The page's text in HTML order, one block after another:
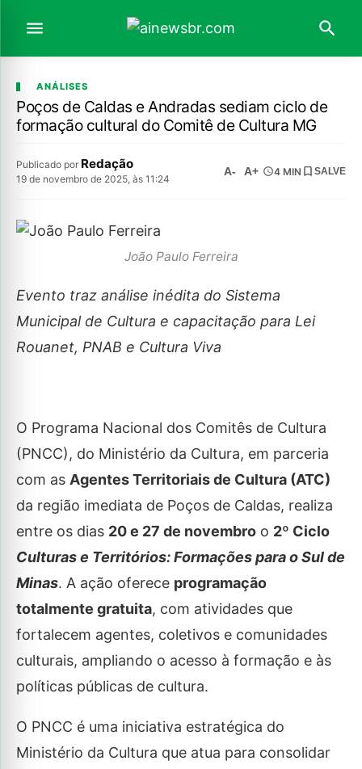
ANÁLISES
Poços de Caldas e Andradas sediam ciclo de
formação cultural do Comitê de Cultura MG
Publicado por Redação
19 de novembro de 2025, às 11:24
A- A+ 4 MIN SALVE
João Paulo Ferreira
Evento traz análise inédita do Sistema
Municipal de Cultura e capacitação para Lei
Rouanet, PNAB e Cultura Viva
O Programa Nacional dos Comitês de Cultura
(PNCC), do Ministério da Cultura, em parceria
com as Agentes Territoriais de Cultura (ATC)
da região imediata de Poços de Caldas, realiza
entre os dias 20 e 27 de novembro o 2º Ciclo
Culturas e Territórios: Formações para o Sul de
Minas. A ação oferece programação
totalmente gratuita, com atividades que
fortalecem agentes, coletivos e comunidades
culturais, ampliando o acesso à formação e às
políticas públicas de cultura.
O PNCC é uma iniciativa estratégica do
Ministério da Cultura que atua para consolidar